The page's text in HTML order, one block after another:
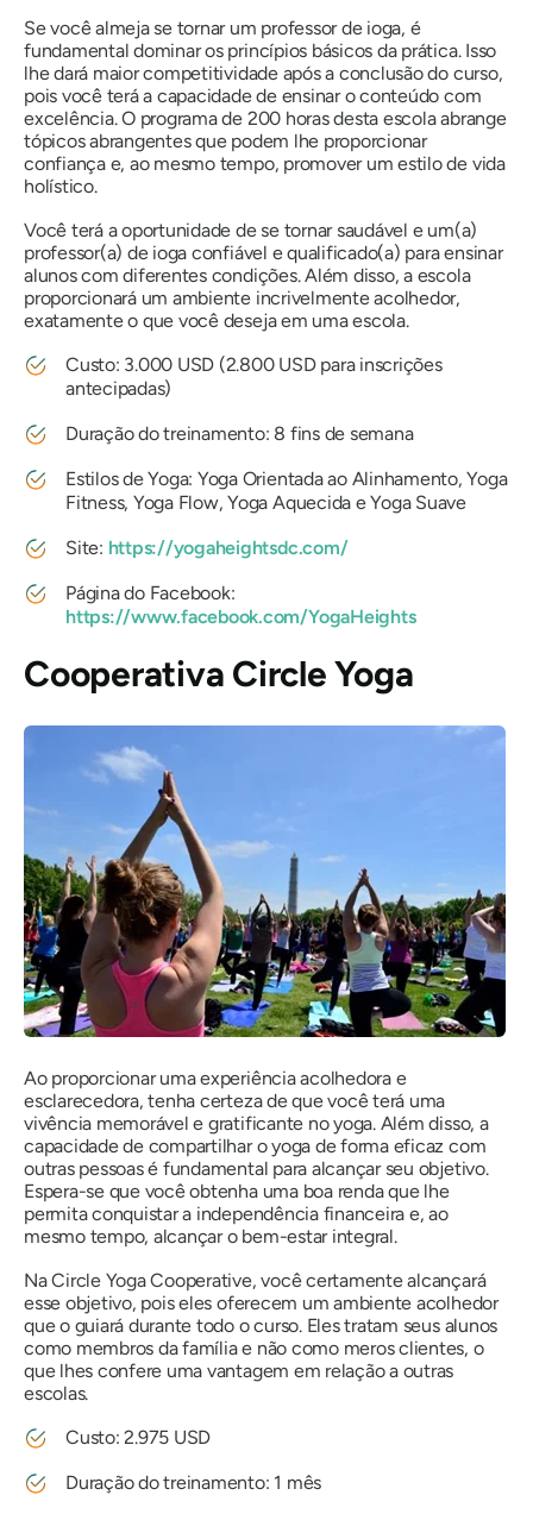
Se você almeja se tornar um professor de ioga, é
fundamental dominar os princípios básicos da prática. Isso
lhe dará maior competitividade após a conclusão do curso,
pois você terá a capacidade de ensinar o conteúdo com
excelência. O programa de 200 horas desta escola abrange
tópicos abrangentes que podem lhe proporcionar
confiança e, ao mesmo tempo, promover um estilo de vida
holístico.
Você terá a oportunidade de se tornar saudável e um(a)
professor(a) de ioga confiável e qualificado(a) para ensinar
alunos com diferentes condições. Além disso, a escola
proporcionará um ambiente incrivelmente acolhedor,
exatamente o que você deseja em uma escola.
Custo: 3.000 USD (2.800 USD para inscrições
antecipadas)
Duração do treinamento: 8 fins de semana
Estilos de Yoga: Yoga Orientada ao Alinhamento, Yoga
Fitness, Yoga Flow, Yoga Aquecida e Yoga Suave
Site: https://yogaheightsdc.com/
Página do Facebook:
https://www.facebook.com/YogaHeights
Cooperativa Circle Yoga
Ao proporcionar uma experiência acolhedora e
esclarecedora, tenha certeza de que você terá uma
vivência memorável e gratificante no yoga. Além disso, a
capacidade de compartilhar o yoga de forma eficaz com
outras pessoas é fundamental para alcançar seu objetivo.
Espera-se que você obtenha uma boa renda que lhe
permita conquistar a independência financeira e, ao
mesmo tempo, alcançar o bem-estar integral.
Na Circle Yoga Cooperative, você certamente alcançará
esse objetivo, pois eles oferecem um ambiente acolhedor
que o guiará durante todo o curso. Eles tratam seus alunos
como membros da família e não como meros clientes, o
que lhes confere uma vantagem em relação a outras
escolas.
Custo: 2.975 USD
Duração do treinamento: 1 mês